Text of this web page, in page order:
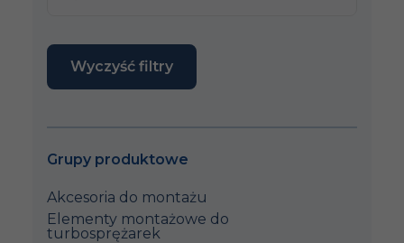
Wyczyść filtry
Grupy produktowe
Akcesoria do montażu
Elementy montażowe do
turbosprężarek